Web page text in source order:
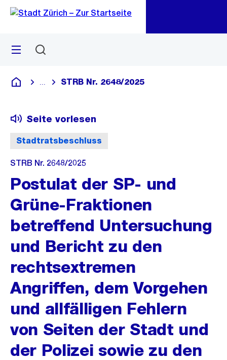
Navigation
Sprunglink
Menü
Deutsch
Blende alle Breadcrumbs ein
STRB Nr. 2648/2025
Stadtratsbeschluss
Seite vorlesen
STRB Nr. 2648/2025
Postulat der SP- und
Grüne-Fraktionen
betreffend Untersuchung
und Bericht zu den
rechtsextremen
Angriffen, dem Vorgehen
und allfälligen Fehlern
von Seiten der Stadt und
der Polizei sowie zu den